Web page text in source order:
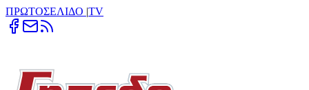
ΠΡΩΤΟΣΕΛΙΔΟ |TV